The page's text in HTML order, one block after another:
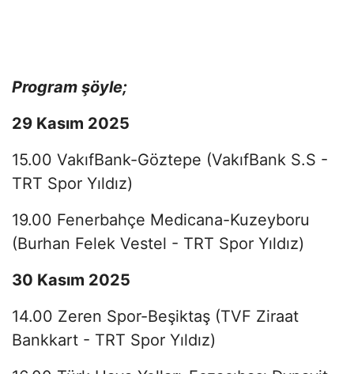
Program şöyle;
29 Kasım 2025
15.00 VakıfBank-Göztepe (VakıfBank S.S -
TRT Spor Yıldız)
19.00 Fenerbahçe Medicana-Kuzeyboru
(Burhan Felek Vestel - TRT Spor Yıldız)
30 Kasım 2025
14.00 Zeren Spor-Beşiktaş (TVF Ziraat
Bankkart - TRT Spor Yıldız)